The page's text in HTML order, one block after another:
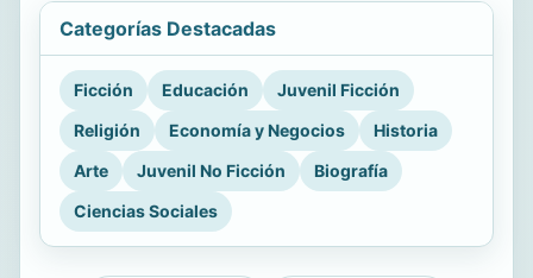
Categorías Destacadas
Ficción Educación
Juvenil Ficción
Religión
Economía y Negocios
Historia
Arte
Juvenil No Ficción
Biografía
Ciencias Sociales